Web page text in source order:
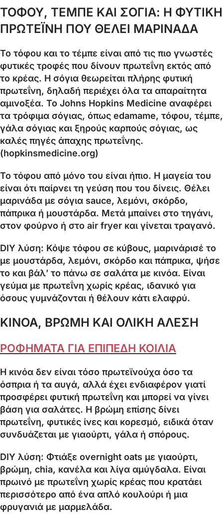
ΤΟΦΟΥ, ΤΕΜΠΕ ΚΑΙ ΣΟΓΙΑ: Η ΦΥΤΙΚΗ
ΠΡΩΤΕΪΝΗ ΠΟΥ ΘΕΛΕΙ ΜΑΡΙΝΑΔΑ
Το τόφου και το τέμπε είναι από τις πιο γνωστές
φυτικές τροφές που δίνουν πρωτεΐνη εκτός από
το κρέας. Η σόγια θεωρείται πλήρης φυτική
πρωτεΐνη, δηλαδή περιέχει όλα τα απαραίτητα
αμινοξέα. Το Johns Hopkins Medicine αναφέρει
τα τρόφιμα σόγιας, όπως edamame, τόφου, τέμπε,
γάλα σόγιας και ξηρούς καρπούς σόγιας, ως
καλές πηγές άπαχης πρωτεΐνης.
(hopkinsmedicine.org)
Το τόφου από μόνο του είναι ήπιο. Η μαγεία του
είναι ότι παίρνει τη γεύση που του δίνεις. Θέλει
μαρινάδα με σόγια sauce, λεμόνι, σκόρδο,
πάπρικα ή μουστάρδα. Μετά μπαίνει στο τηγάνι,
στον φούρνο ή στο air fryer και γίνεται τραγανό.
DIY λύση: Κόψε τόφου σε κύβους, μαρινάρισέ το
με μουστάρδα, λεμόνι, σκόρδο και πάπρικα, ψήσε
το και βάλ’ το πάνω σε σαλάτα με κινόα. Είναι
γεύμα με πρωτεΐνη χωρίς κρέας, ιδανικό για
όσους γυμνάζονται ή θέλουν κάτι ελαφρύ.
ΚΙΝΟΑ, ΒΡΩΜΗ ΚΑΙ ΟΛΙΚΗ ΑΛΕΣΗ
ΡΟΦΗΜΑΤΑ ΓΙΑ ΕΠΙΠΕΔΗ ΚΟΙΛΙΑ
Η κινόα δεν είναι τόσο πρωτεϊνούχα όσο τα
όσπρια ή τα αυγά, αλλά έχει ενδιαφέρον γιατί
προσφέρει φυτική πρωτεΐνη και μπορεί να γίνει
βάση για σαλάτες. Η βρώμη επίσης δίνει
πρωτεΐνη, φυτικές ίνες και κορεσμό, ειδικά όταν
συνδυάζεται με γιαούρτι, γάλα ή σπόρους.
DIY λύση: Φτιάξε overnight oats με γιαούρτι,
βρώμη, chia, κανέλα και λίγα αμύγδαλα. Είναι
πρωινό με πρωτεΐνη χωρίς κρέας που κρατάει
περισσότερο από ένα απλό κουλούρι ή μια
φρυγανιά με μαρμελάδα.